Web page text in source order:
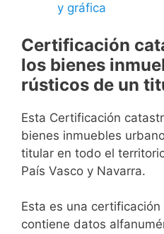
y gráfica
Certificación
los bienes
rústicos de un
Esta Certificación
bienes inmuebles
titular en todo el
País Vasco y Navarra.
Esta es una
contiene datos